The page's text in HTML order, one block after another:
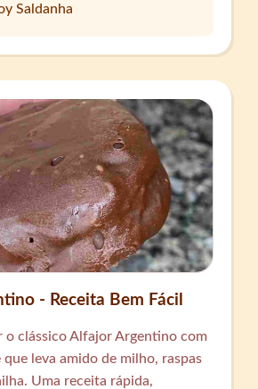
Saldanha
- Receita Bem Fácil
o clássico Alfajor Argentino com
que leva amido de milho, raspas
Uma receita rápida,